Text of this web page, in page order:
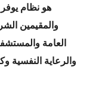
هو نظام يوفر
والمقيمين
العامة
والرعاية النفسية